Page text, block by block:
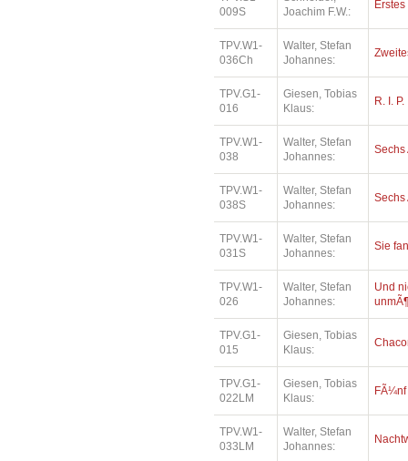
009S
Joachim F.W.:
TPV.W1-
036Ch
Walter, Stefan
Johannes:
TPV.G1-
016
Giesen, Tobias
Klaus:
R. I. P.
TPV.W1-
038
Walter, Stefan
Johannes:
Sechs
TPV.W1-
038S
Walter, Stefan
Johannes:
Sechs
TPV.W1-
031S
Walter, Stefan
Johannes:
Sie
TPV.W1-
026
Walter, Stefan
Johannes:
Und
TPV.G1-
015
Giesen, Tobias
Klaus:
TPV.G1-
022LM
Giesen, Tobias
Klaus:
TPV.W1-
033LM
Walter, Stefan
Johannes: